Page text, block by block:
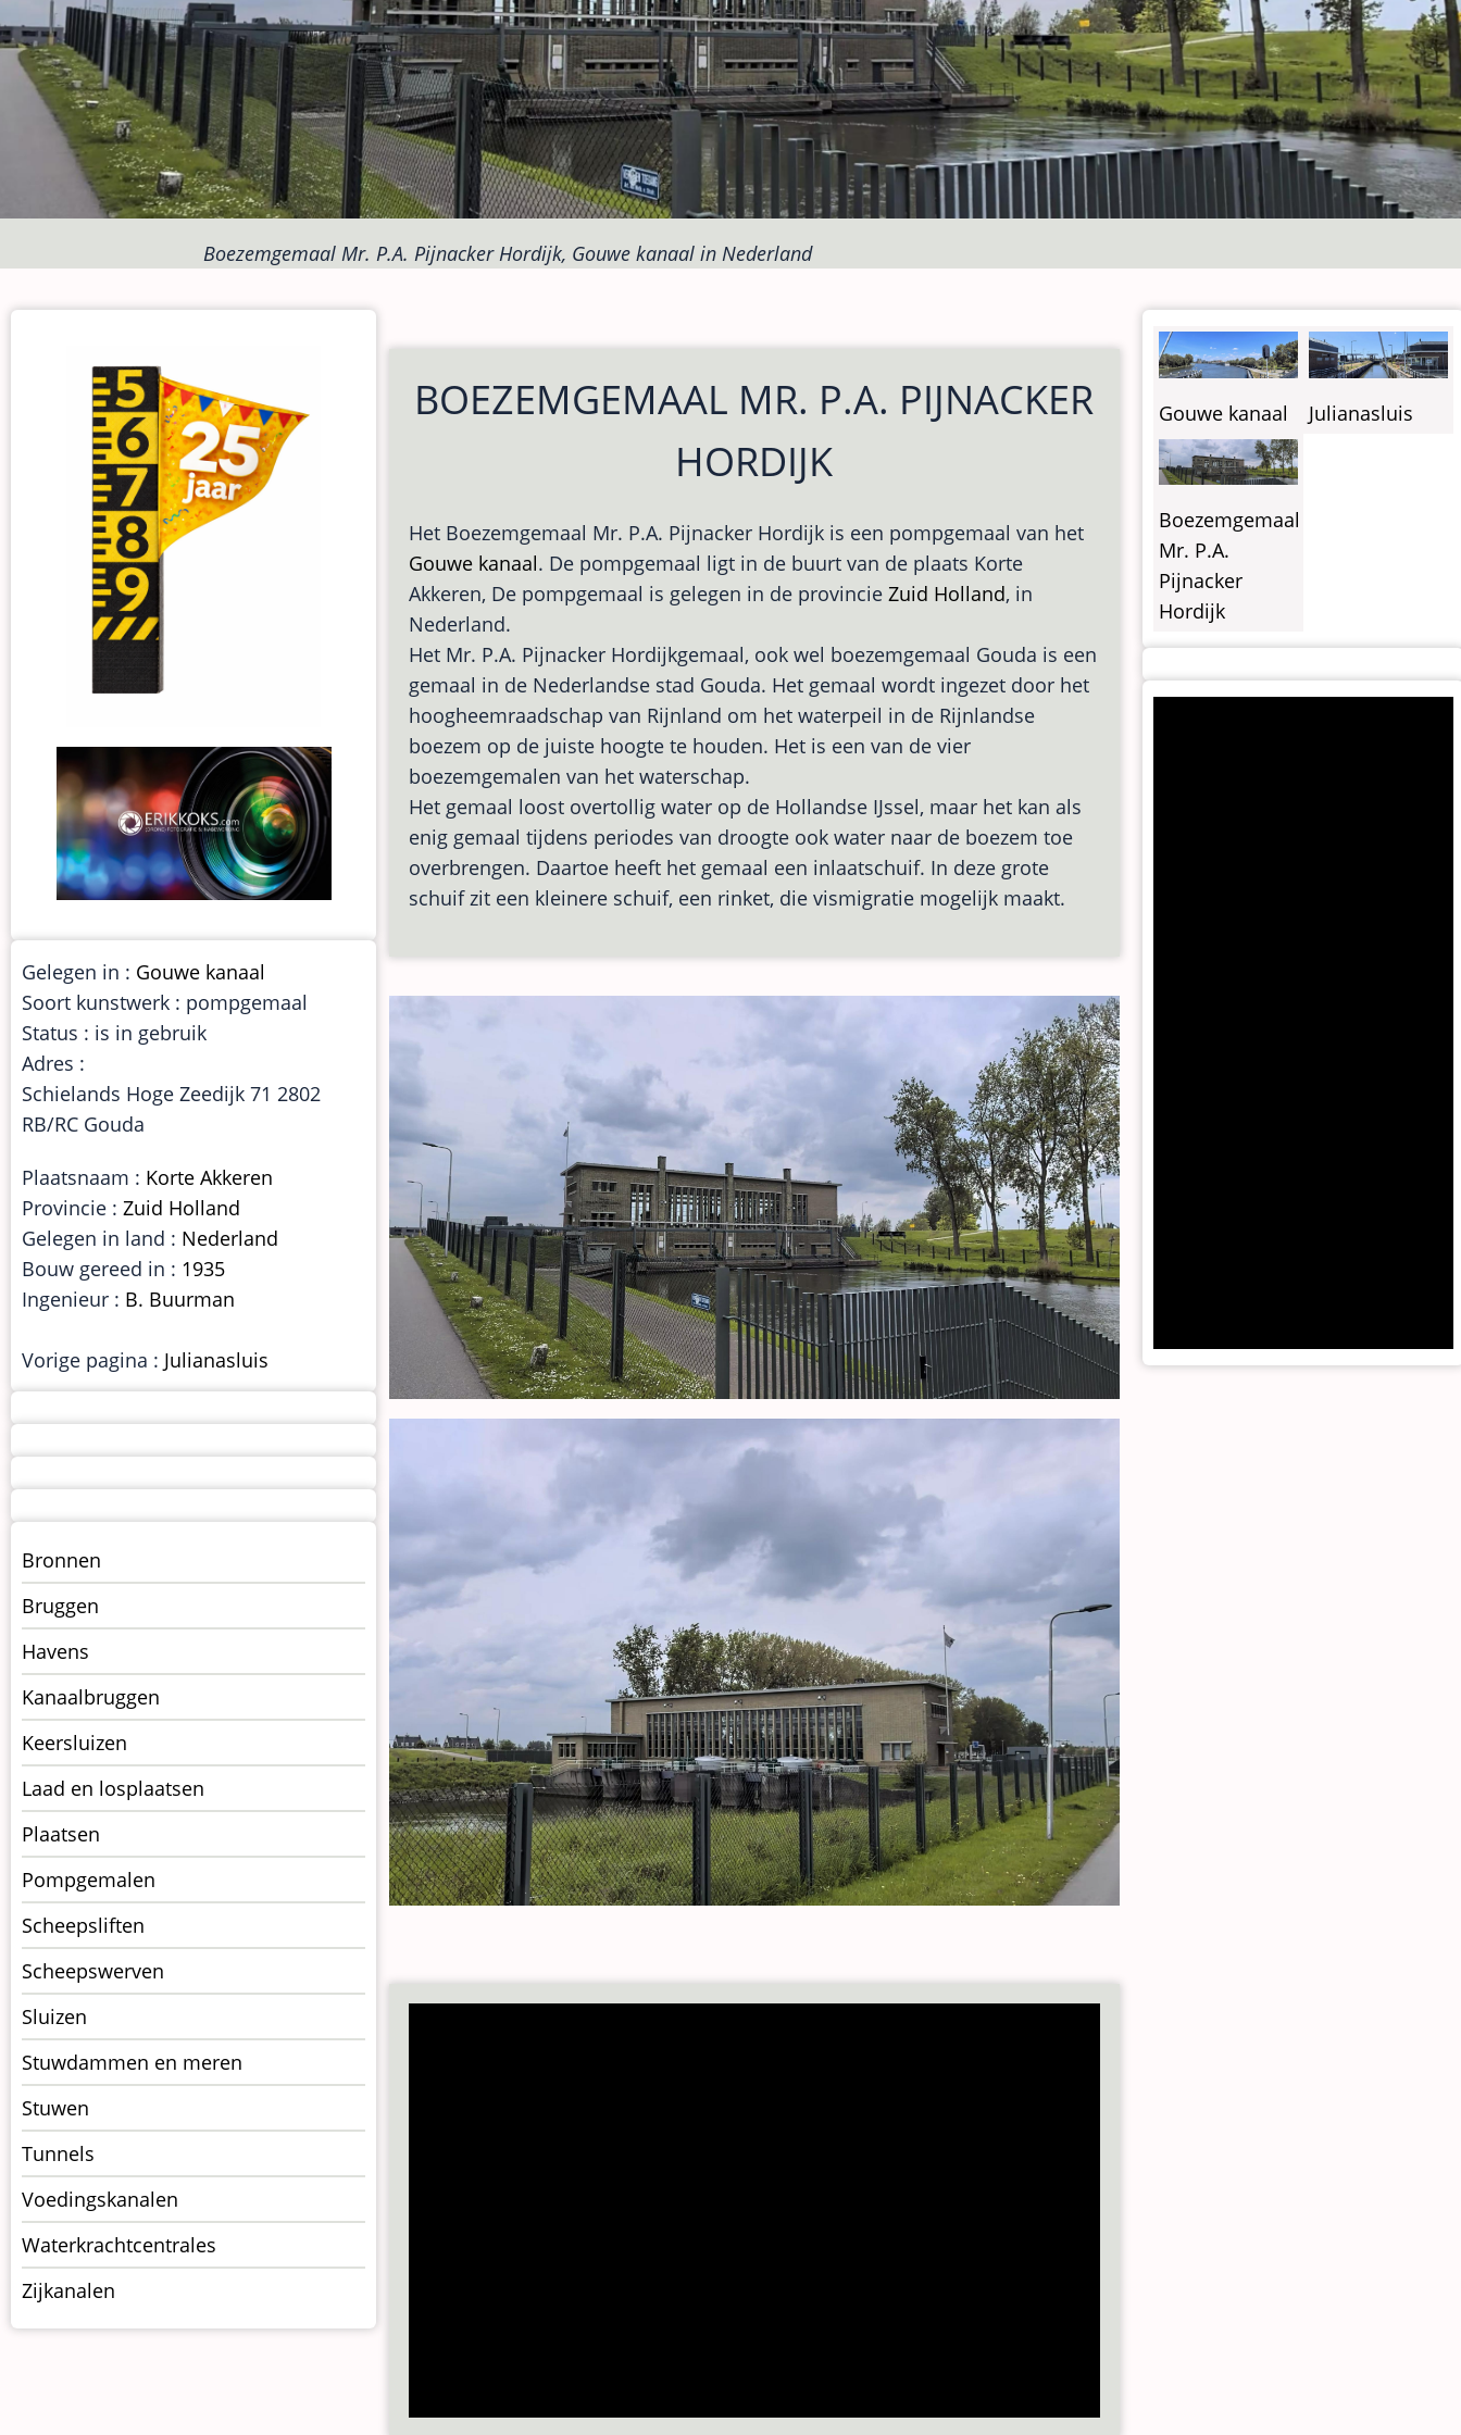
Boezemgemaal Mr. P.A. Pijnacker Hordijk, Gouwe kanaal in Nederland
BOEZEMGEMAAL MR. P.A. PIJNACKER
HORDIJK
Het Boezemgemaal Mr. P.A. Pijnacker Hordijk is een pompgemaal van het
Gouwe kanaal. De pompgemaal ligt in de buurt van de plaats Korte
Akkeren, De pompgemaal is gelegen in de provincie Zuid Holland, in
Nederland.
Het Mr. P.A. Pijnacker Hordijkgemaal, ook wel boezemgemaal Gouda is een
gemaal in de Nederlandse stad Gouda. Het gemaal wordt ingezet door het
hoogheemraadschap van Rijnland om het waterpeil in de Rijnlandse
boezem op de juiste hoogte te houden. Het is een van de vier
boezemgemalen van het waterschap.
Het gemaal loost overtollig water op de Hollandse IJssel, maar het kan als
enig gemaal tijdens periodes van droogte ook water naar de boezem toe
overbrengen. Daartoe heeft het gemaal een inlaatschuif. In deze grote
schuif zit een kleinere schuif, een rinket, die vismigratie mogelijk maakt.
Gelegen in : Gouwe kanaal
Soort kunstwerk : pompgemaal
Status : is in gebruik
Adres :
Schielands Hoge Zeedijk 71 2802
RB/RC Gouda
Plaatsnaam : Korte Akkeren
Provincie : Zuid Holland
Gelegen in land : Nederland
Bouw gereed in : 1935
Ingenieur : B. Buurman
Vorige pagina : Julianasluis
Menu
kunstwerken
op
kunstwerkpagina
Bronnen
Bruggen
Havens
Kanaalbruggen
Keersluizen
Laad en losplaatsen
Plaatsen
Pompgemalen
Scheepsliften
Scheepswerven
Sluizen
Stuwdammen en meren
Stuwen
Tunnels
Voedingskanalen
Waterkrachtcentrales
Zijkanalen
Gouwe kanaal Julianasluis
Boezemgemaal
Mr. P.A.
Pijnacker
Hordijk